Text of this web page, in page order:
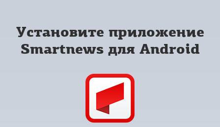
Установите приложение
Smartnews для Android